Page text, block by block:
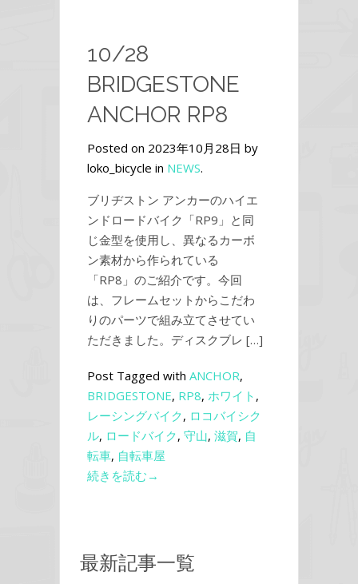
10/28
BRIDGESTONE
ANCHOR RP8
Posted on 2023年10月28日 by
loko_bicycle in NEWS.
ブリヂストン アンカーのハイエ
ンドロードバイク「RP9」と同
じ金型を使用し、異なるカーボ
ン素材から作られている
「RP8」のご紹介です。今回
は、フレームセットからこだわ
りのパーツで組み立てさせてい
ただきました。ディスクブレ […]
Post Tagged with ANCHOR,
BRIDGESTONE, RP8, ホワイト ,
レーシングバイク, ロコバイシク
ル, ロードバイク, 守山, 滋賀, 自
転車, 自転車屋
続きを読む→
最新記事一覧